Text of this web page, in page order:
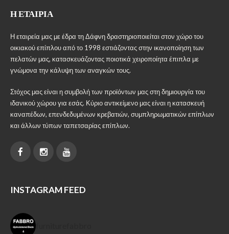
Η ΕΤΑΙΡΊΑ
Η εταιρεία μας με έδρα τη Δάφνη δραστηριοποιείται στον χώρο του
οικιακού επίπλου από το 1998 εστιάζοντας στην ικανοποίηση των
πελατών μας, κατασκευάζοντας ποιοτικά χειροποίητα έπιπλα με
γνώμονα την κάλυψη των αναγκών τους.
Στόχος μας είναι η συμβολή των προϊόντων μας στη δημιουργία του
ιδανικού χώρου για εσάς. Κύριο αντικείμενο μας είναι η κατασκευή
καναπέδων, επενδεδυμένων κρεβατιών, συμπληρωματικών επίπλων
και άλλων τύπων ταπετσαρίας επίπλων.
INSTAGRAM FEED